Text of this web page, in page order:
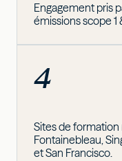
Engagement pris
émissions scope 1
4
Sites de
Fontainebleau,
et San Francisco.